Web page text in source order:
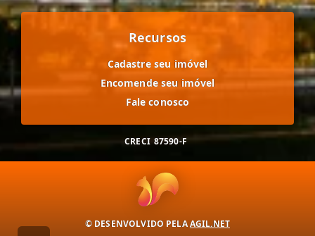
Recursos
Cadastre seu imóvel
Encomende seu imóvel
Fale conosco
CRECI 87590-F
© DESENVOLVIDO PELAAGIL.NET